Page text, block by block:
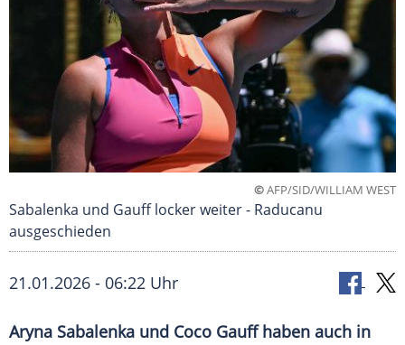
©AFP/SID/WILLIAM WEST
Sabalenka und Gauff locker weiter - Raducanu
ausgeschieden
21.01.2026 - 06:22 Uhr
Aryna Sabalenka und Coco Gauff haben auch in